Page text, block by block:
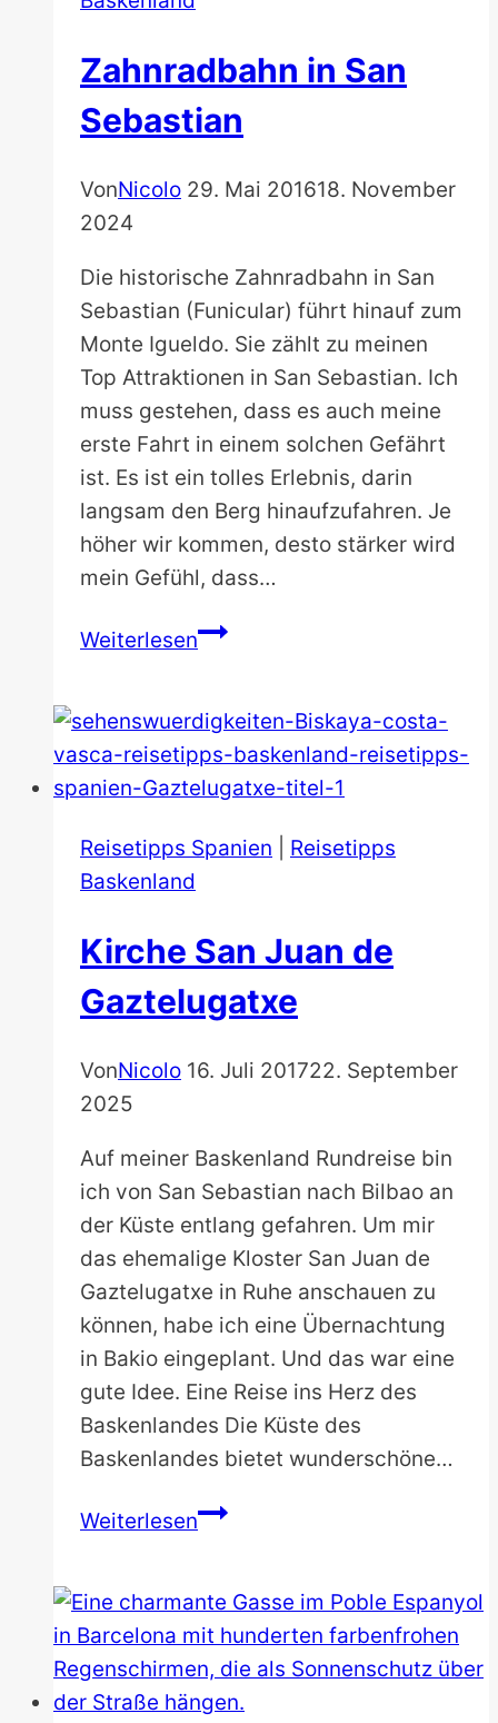
Zahnradbahn in San
Sebastian
VonNicolo 29. Mai 201618. November
2024
Die historische Zahnradbahn in San
Sebastian (Funicular) führt hinauf zum
Monte Igueldo. Sie zählt zu meinen
Top Attraktionen in San Sebastian. Ich
muss gestehen, dass es auch meine
erste Fahrt in einem solchen Gefährt
ist. Es ist ein tolles Erlebnis, darin
langsam den Berg hinaufzufahren. Je
höher wir kommen, desto stärker wird
mein Gefühl, dass…
WeiterlesenZahnradbahn
Sebastian
Reisetipps Spanien
Reisetipps
Baskenland
Kirche San Juan de
Gaztelugatxe
VonNicolo 16. Juli 201722. September
2025
Auf meiner Baskenland Rundreise bin
ich von San Sebastian nach Bilbao an
der Küste entlang gefahren. Um mir
das ehemalige Kloster San Juan de
Gaztelugatxe in Ruhe anschauen zu
können, habe ich eine Übernachtung
in Bakio eingeplant. Und das war eine
gute Idee. Eine Reise ins Herz des
Baskenlandes Die Küste des
Baskenlandes bietet wunderschöne…
WeiterlesenKirche
de
Gaztelugatxe